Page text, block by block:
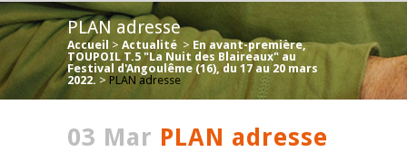
PLAN adresse
Accueil > Actualité > En avant-première,
TOUPOIL T.5 "La Nuit des Blaireaux" au
Festival d'Angoulême (16), du 17 au 20 mars
2022. > PLAN adresse
03 Mar PLAN adresse